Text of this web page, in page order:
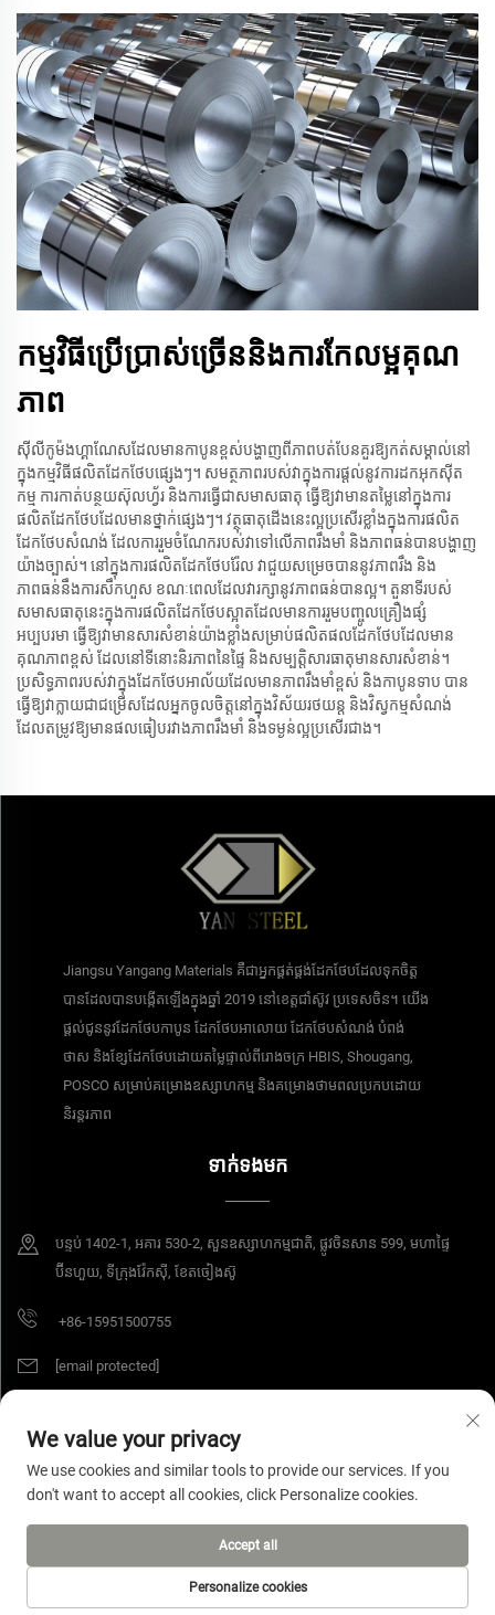
កម្មវិធីប្រើប្រាស់ច្រើននិងការកែលម្អគុណ
ភាព
ស៊ីលីកូម៉ងហ្គាណែសដែលមានកាបូនខ្ពស់បង្ហាញពីភាពបត់បែនគួរឱ្យកត់សម្គាល់នៅ
ក្នុងកម្មវិធីផលិតដែកថែបផ្សេងៗ។ សមត្ថភាពរបស់វាក្នុងការផ្តល់នូវការដកអុកស៊ីត
កម្ម ការកាត់បន្ថយស៊ុលហ្វ័រ និងការធ្វើជាសមាសធាតុ ធ្វើឱ្យវាមានតម្លៃនៅក្នុងការ
ផលិតដែកថែបដែលមានថ្នាក់ផ្សេងៗ។ វត្ថុធាតុដើងនេះល្អប្រសើរខ្លាំងក្នុងការផលិត
ដែកថែបសំណង់ ដែលការរួមចំណែករបស់វាទៅលើភាពរឹងមាំ និងភាពធន់បានបង្ហាញ
យ៉ាងច្បាស់។ នៅក្នុងការផលិតដែកថែបរ៉ែល វាជួយសម្រេចបាននូវភាពរឹង និង
ភាពធន់នឹងការសឹកហួស ខណៈពេលដែលវារក្សានូវភាពធន់បានល្អ។ តួនាទីរបស់
សមាសធាតុនេះក្នុងការផលិតដែកថែបស្អាតដែលមានការរួមបញ្ចូលគ្រឿងផ្សំ
អប្បបរមា ធ្វើឱ្យវាមានសារសំខាន់យ៉ាងខ្លាំងសម្រាប់ផលិតផលដែកថែបដែលមាន
គុណភាពខ្ពស់ ដែលនៅទីនោះនិរភាពនៃផ្ទៃ និងសម្បត្តិសារធាតុមានសារសំខាន់។
ប្រសិទ្ធភាពរបស់វាក្នុងដែកថែបអាល័យដែលមានភាពរឹងមាំខ្ពស់ និងកាបូនទាប បាន
ធ្វើឱ្យវាក្លាយជាជម្រើសដែលអ្នកចូលចិត្តនៅក្នុងវិស័យរថយន្ត និងវិស្វកម្មសំណង់
ដែលតម្រូវឱ្យមានផលធៀបរវាងភាពរឹងមាំ និងទម្ងន់ល្អប្រសើរជាង។
Jiangsu Yangang Materials គឺជាអ្នកផ្គត់ផ្គង់ដែកថែបដែលទុកចិត្ត
បានដែលបានបង្កើតឡើងក្នុងឆ្នាំ 2019 នៅខេត្តជាំស៊ូវ ប្រទេសចិន។ យើង
ផ្តល់ជូននូវដែកថែបកាបូន ដែកថែបអាលោយ ដែកថែបសំណង់ បំពង់
ថាស និងខ្សែដែកថែបដោយតម្លៃផ្ទាល់ពីរោងចក្រ HBIS, Shougang,
POSCO សម្រាប់គម្រោងឧស្សាហកម្ម និងគម្រោងថាមពលប្រកបដោយ
និរន្តរភាព
ទាក់ទងមក
បន្ទប់​ 1402-1, អគារ 530-2, សួនឧស្សាហកម្មជាតិ, ផ្លូវចិនសាន 599, មហាផ្ទៃ
ប៊ីនហួយ, ទីក្រុងវ៉ែកស៊ី, ខែតចៀងស៊ូ
+86-15951500755
[email protected]
ការពារដោយរក្សាសិទ្ធិ © ឆ្នាំ 2025 ក្រុមហ៊ុន អាយអេសប៊ី វ៉ាយរ៉េ ម៉ាទៀរស៍ ខូអិលធីឌី។ រក្សាសិទ្ធិ
គ្រប់យ៉ាង។ គោលការណ៍ឯកជន
We value your privacy
We use cookies and similar tools to provide our services. If you
don't want to accept all cookies, click Personalize cookies.
Personalize cookies
Accept all